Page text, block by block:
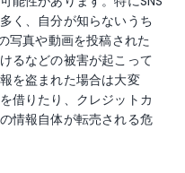
く、自分が知らないうち
写真や動画を投稿された
るなどの被害が起こって
を盗まれた場合は大変
借りたり、クレジットカ
情報自体が転売される危